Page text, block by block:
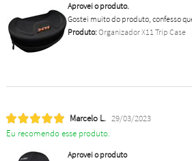
Aprovei o produto.
Gostei muito do produto, confesso
Produto:Organizador X11 Trip Case
Marcelo L. 29/03/2023
Eu recomendo esse produto.
Aprovei o produto